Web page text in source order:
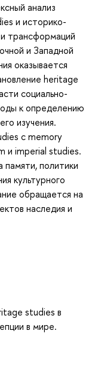
анализ
и историко-
трансформаций
и Западной
оказывается
heritage
социально-
к определению
изучения.
с memory
и imperial studies.
памяти, политики
культурного
обращается на
наследия и
studies в
в мире.